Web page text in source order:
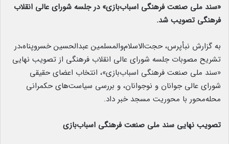
«سند ملی صنعت فرهنگی اسباب‌بازی» در جلسه شورای عالی انقلاب
فرهنگی تصویب شد.
به گزارش نبأپرس، حجت‌الاسلام‌والمسلمین عبدالحسین خسروپناه،در
تشریح مصوبات جلسه شورای عالی انقلاب فرهنگی از تصویب نهایی
«سند ملی صنعت فرهنگی اسباب‌بازی»، انتخاب اعضای حقیقی
شورای عالی جوانان و نوجوانان، و بررسی سیاست‌های حکمرانی
محله‌محور با محوریت مسجد خبر داد.
تصویب نهایی سند ملی صنعت فرهنگی اسباب‌بازی